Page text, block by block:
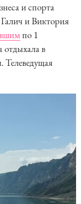
и спорта
и Виктория
по 1
в
Телеведущая